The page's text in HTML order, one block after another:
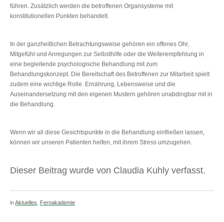
führen. Zusätzlich werden die betroffenen Organsysteme mit
konstitutionellen Punkten behandelt.
In der ganzheitlichen Betrachtungsweise gehören ein offenes Ohr,
Mitgefühl und Anregungen zur Selbsthilfe oder die Weiterempfehlung in
eine begleitende psychologische Behandlung mit zum
Behandlungskonzept. Die Bereitschaft des Betroffenen zur Mitarbeit spielt
zudem eine wichtige Rolle. Ernährung, Lebensweise und die
Auseinandersetzung mit den eigenen Mustern gehören unabdingbar mit in
die Behandlung.
Wenn wir all diese Gesichtspunkte in die Behandlung einfließen lassen,
können wir unseren Patienten helfen, mit ihrem Stress umzugehen.
Dieser Beitrag wurde von Claudia Kuhly verfasst.
inAktuelles Fernakademie